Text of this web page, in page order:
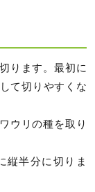
ります。最初に
て切りやすくな
ウリの種を取り
縦半分に切りま